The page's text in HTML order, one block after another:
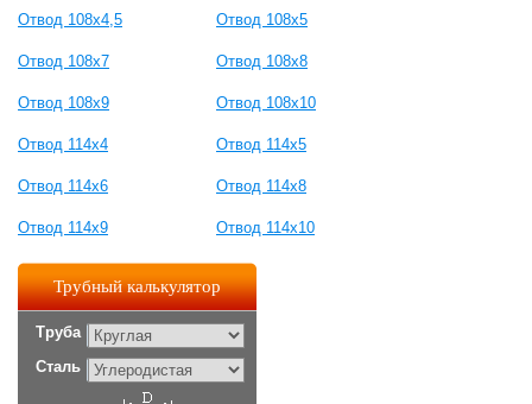
Отвод 108х4,5 Отвод 108х5
Отвод 108х7 Отвод 108х8
Отвод 108х9 Отвод 108х10
Отвод 114х4 Отвод 114х5
Отвод 114х6 Отвод 114х8
Отвод 114х9 Отвод 114х10
Трубный калькулятор
Труба
Сталь